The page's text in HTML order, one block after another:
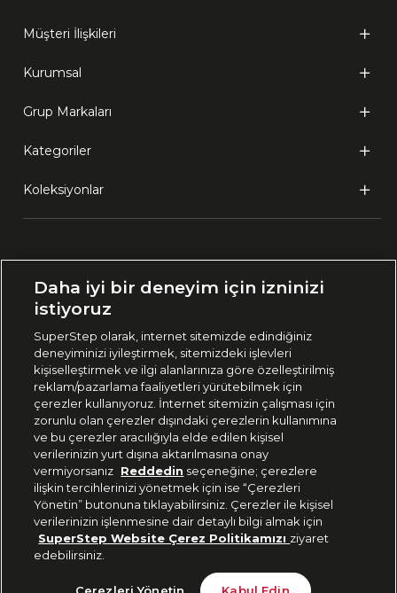
Sepete Ekle
Müşteri İlişkileri
Kurumsal
Grup Markaları
Kategoriler
Koleksiyonlar
🇹🇷 Türkiye
444 37 36
Uygulamadan Takip Edin
Bizi Takip Edin
Daha iyi bir deneyim için izninizi
istiyoruz
SuperStep olarak, internet sitemizde edindiğiniz
deneyiminizi iyileştirmek, sitemizdeki işlevleri
kişiselleştirmek ve ilgi alanlarınıza göre özelleştirilmiş
reklam/pazarlama faaliyetleri yürütebilmek için
çerezler kullanıyoruz. İnternet sitemizin çalışması için
zorunlu olan çerezler dışındaki çerezlerin kullanımına
ve bu çerezler aracılığıyla elde edilen kişisel
verilerinizin yurt dışına aktarılmasına onay
vermiyorsanız Reddedin seçeneğine; çerezlere
ilişkin tercihlerinizi yönetmek için ise “Çerezleri
Yönetin” butonuna tıklayabilirsiniz. Çerezler ile kişisel
verilerinizin işlenmesine dair detaylı bilgi almak için
SuperStep Website Çerez Politikamızı ziyaret
edebilirsiniz.